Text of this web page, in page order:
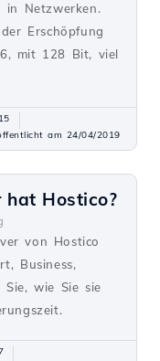
in Netzwerken.
Erschöpfung
mit 128 Bit, viel
am 24/04/2019
hat Hostico?
von Hostico
Business,
Sie, wie Sie sie